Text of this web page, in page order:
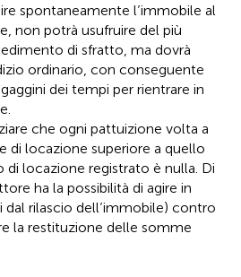
spontaneamente l’immobile al
non potrà usufruire del più
di sfratto, ma dovrà
ordinario, con conseguente
dei tempi per rientrare in
che ogni pattuizione volta a
di locazione superiore a quello
locazione registrato è nulla. Di
ha la possibilità di agire in
dal rilascio dell’immobile) contro
la restituzione delle somme